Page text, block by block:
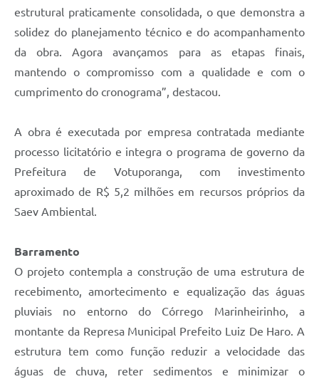
estrutural praticamente consolidada, o que demonstra a
solidez do planejamento técnico e do acompanhamento
da obra. Agora avançamos para as etapas finais,
mantendo o compromisso com a qualidade e com o
cumprimento do cronograma”, destacou.
A obra é executada por empresa contratada mediante
processo licitatório e integra o programa de governo da
Prefeitura de Votuporanga, com investimento
aproximado de R$ 5,2 milhões em recursos próprios da
Saev Ambiental.
Barramento
O projeto contempla a construção de uma estrutura de
recebimento, amortecimento e equalização das águas
pluviais no entorno do Córrego Marinheirinho, a
montante da Represa Municipal Prefeito Luiz De Haro. A
estrutura tem como função reduzir a velocidade das
águas de chuva, reter sedimentos e minimizar o